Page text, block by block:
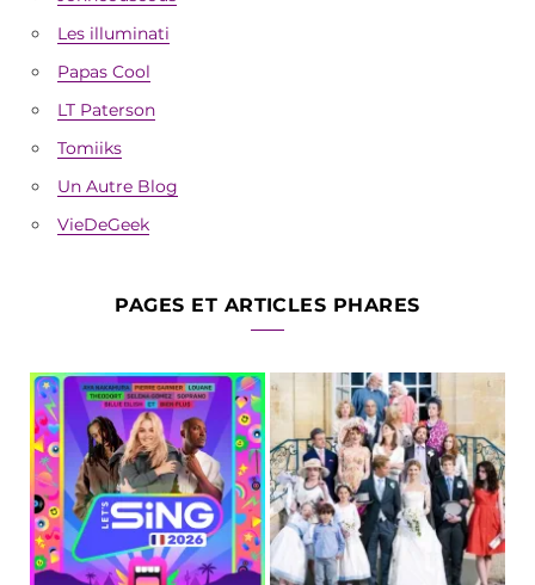
Les illuminati
Papas Cool
LT Paterson
Tomiiks
Un Autre Blog
VieDeGeek
PAGES ET ARTICLES PHARES